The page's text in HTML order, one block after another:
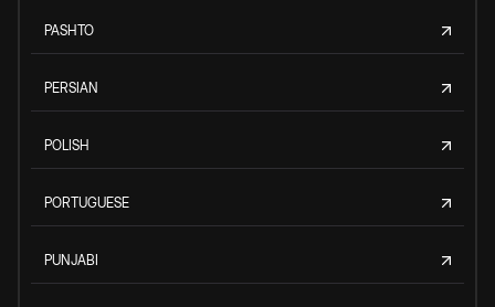
PASHTO
PERSIAN
POLISH
PORTUGUESE
PUNJABI